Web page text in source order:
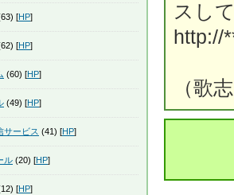
スし
http://
（歌
[HP]
[HP]
(60) [HP]
(49) [HP]
サービス (41) [HP]
ル (20) [HP]
[HP]